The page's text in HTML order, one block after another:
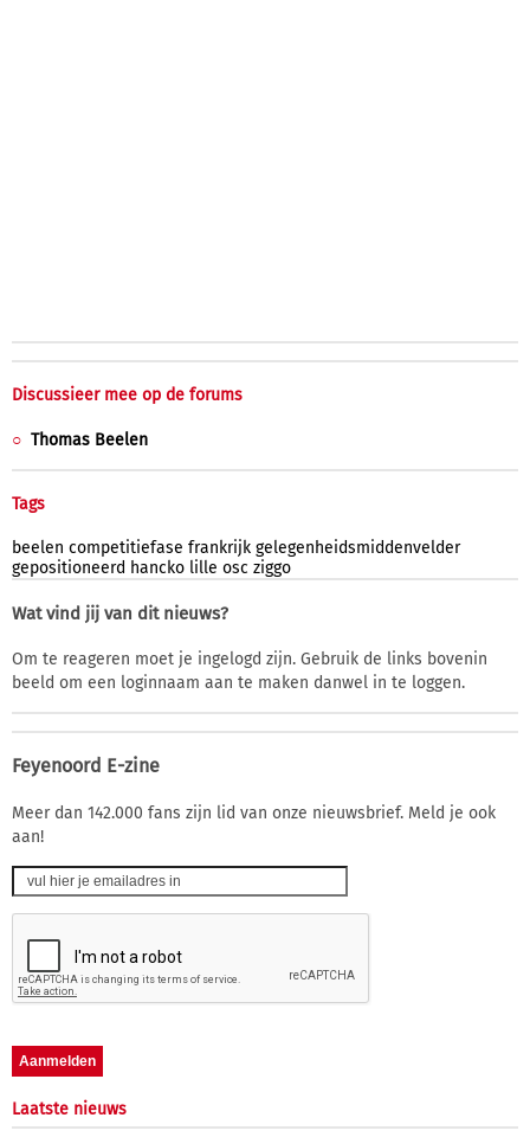
Discussieer mee op de forums
Thomas Beelen
Tags
beelen competitiefase frankrijk gelegenheidsmiddenvelder
gepositioneerd hancko lille osc ziggo
Wat vind jij van dit nieuws?
Om te reageren moet je ingelogd zijn. Gebruik de links bovenin
beeld om een loginnaam aan te maken danwel in te loggen.
Feyenoord E-zine
Meer dan 142.000 fans zijn lid van onze nieuwsbrief. Meld je ook
aan!
Laatste nieuws